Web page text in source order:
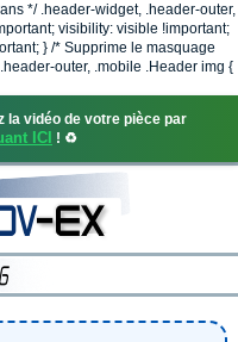
*/ .header-widget, .header-outer,
visibility: visible !important;
} /* Supprime le masquage
outer, .mobile .Header img {
la vidéo de votre pièce par
ICI ! ♻️